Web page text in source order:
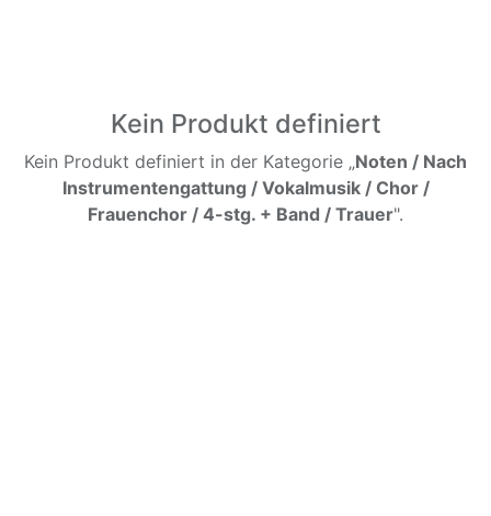
Kein Produkt definiert
Kein Produkt definiert in der Kategorie „Noten / Nach
Instrumentengattung / Vokalmusik / Chor /
Frauenchor / 4-stg. + Band / Trauer".